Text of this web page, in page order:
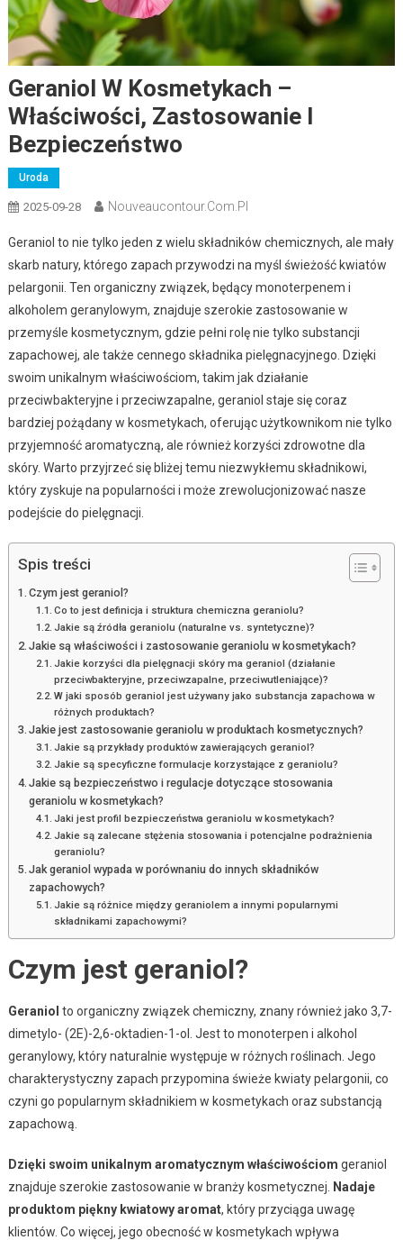
Geraniol W Kosmetykach –
Właściwości, Zastosowanie I
Bezpieczeństwo
Uroda
2025-09-28 Nouveaucontour.com.pl
Geraniol to nie tylko jeden z wielu składników chemicznych, ale mały
skarb natury, którego zapach przywodzi na myśl świeżość kwiatów
pelargonii. Ten organiczny związek, będący monoterpenem i
alkoholem geranylowym, znajduje szerokie zastosowanie w
przemyśle kosmetycznym, gdzie pełni rolę nie tylko substancji
zapachowej, ale także cennego składnika pielęgnacyjnego. Dzięki
swoim unikalnym właściwościom, takim jak działanie
przeciwbakteryjne i przeciwzapalne, geraniol staje się coraz
bardziej pożądany w kosmetykach, oferując użytkownikom nie tylko
przyjemność aromatyczną, ale również korzyści zdrowotne dla
skóry. Warto przyjrzeć się bliżej temu niezwykłemu składnikowi,
który zyskuje na popularności i może zrewolucjonizować nasze
podejście do pielęgnacji.
Spis treści
Czym jest geraniol?
Co to jest definicja i struktura chemiczna geraniolu?
Jakie są źródła geraniolu (naturalne vs. syntetyczne)?
Jakie są właściwości i zastosowanie geraniolu w kosmetykach?
Jakie korzyści dla pielęgnacji skóry ma geraniol (działanie
przeciwbakteryjne, przeciwzapalne, przeciwutleniające)?
W jaki sposób geraniol jest używany jako substancja zapachowa w
różnych produktach?
Jakie jest zastosowanie geraniolu w produktach kosmetycznych?
Jakie są przykłady produktów zawierających geraniol?
Jakie są specyficzne formulacje korzystające z geraniolu?
Jakie są bezpieczeństwo i regulacje dotyczące stosowania
geraniolu w kosmetykach?
Jaki jest profil bezpieczeństwa geraniolu w kosmetykach?
Jakie są zalecane stężenia stosowania i potencjalne podrażnienia
geraniolu?
Jak geraniol wypada w porównaniu do innych składników
zapachowych?
Jakie są różnice między geraniolem a innymi popularnymi
składnikami zapachowymi?
Czym jest geraniol?
Geraniol to organiczny związek chemiczny, znany również jako 3,7-
dimetylo- (2E)-2,6-oktadien-1-ol. Jest to monoterpen i alkohol
geranylowy, który naturalnie występuje w różnych roślinach. Jego
charakterystyczny zapach przypomina świeże kwiaty pelargonii, co
czyni go popularnym składnikiem w kosmetykach oraz substancją
zapachową.
Dzięki swoim unikalnym aromatycznym właściwościom geraniol
znajduje szerokie zastosowanie w branży kosmetycznej.
Nadaje
produktom piękny kwiatowy aromat, który przyciąga uwagę
klientów. Co więcej, jego obecność w kosmetykach wpływa